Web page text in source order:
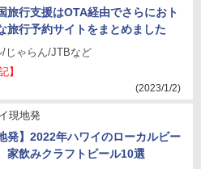
旅行支援はOTA経由でさらにおト
行予約サイトをまとめました
じゃらん/JTBなど
】
(2023/1/2)
現地発
発】2022年ハワイのローカルビー
飲みクラフトビール10選